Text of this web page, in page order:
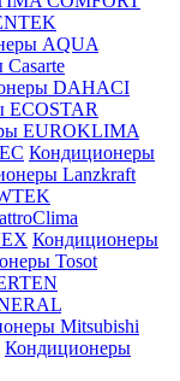
AQUA
DAHACI
ECOSTAR
EUROKLIMA
Кондиционеры
Lanzkraft
Кондиционеры
Tosot
Mitsubishi
Кондиционеры